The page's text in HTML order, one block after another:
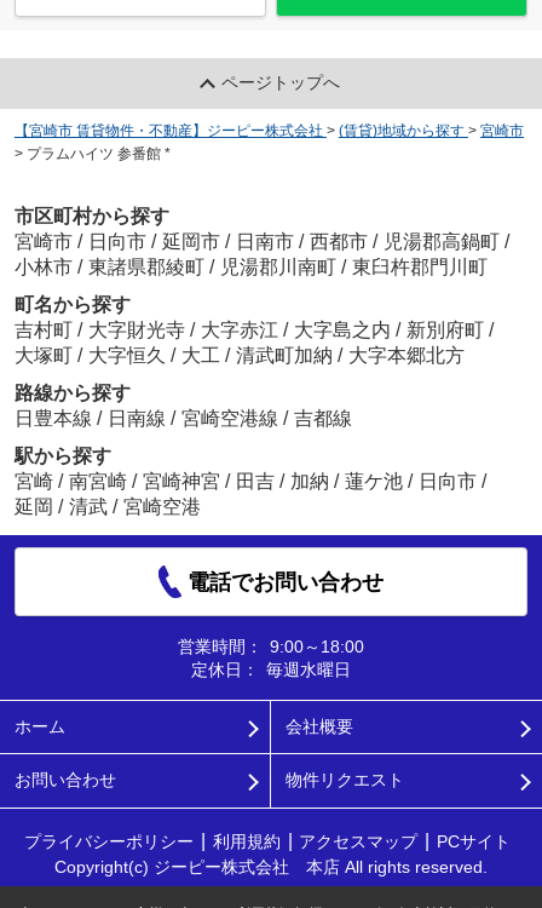
ページトップへ
【宮崎市 賃貸物件・不動産】ジーピー株式会社 > (賃貸)地域から探す > 宮崎市
> プラムハイツ 参番館 *
市区町村から探す
宮崎市 / 日向市 / 延岡市 / 日南市 / 西都市 / 児湯郡高鍋町 /
小林市 / 東諸県郡綾町 / 児湯郡川南町 / 東臼杵郡門川町
町名から探す
吉村町 / 大字財光寺 / 大字赤江 / 大字島之内 / 新別府町 /
大塚町 / 大字恒久 / 大工 / 清武町加納 / 大字本郷北方
路線から探す
日豊本線 / 日南線 / 宮崎空港線 / 吉都線
駅から探す
宮崎 / 南宮崎 / 宮崎神宮 / 田吉 / 加納 / 蓮ケ池 / 日向市 /
延岡 / 清武 / 宮崎空港
電話でお問い合わせ
営業時間：
9:00～18:00
定休日：
毎週水曜日
ホーム 会社概要
お問い合わせ 物件リクエスト
プライバシーポリシー 利用規約 アクセスマップ
PCサイト
Copyright(c) ジーピー株式会社 本店 All rights reserved.